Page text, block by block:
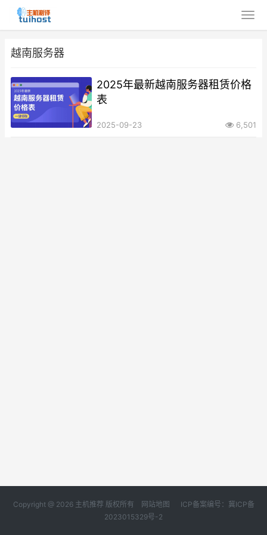
越南服务器
2025年最新越南服务器租赁价格
表
2025-09-23 6,501
Copyright @ 2026 主机推荐 版权所有 网站地图
ICP备案编号：冀ICP备
2023015329号-2